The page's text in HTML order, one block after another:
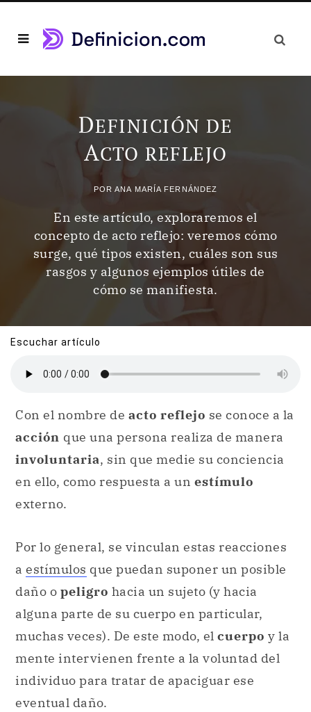
DEFINICIÓN DE
ACTO REFLEJO
PORANA MARÍA FERNÁNDEZ
En este artículo, exploraremos el
concepto de acto reflejo: veremos cómo
surge, qué tipos existen, cuáles son sus
rasgos y algunos ejemplos útiles de
cómo se manifiesta.
Escuchar artículo
Con el nombre de acto reflejo se conoce a la
acción que una persona realiza de manera
involuntaria, sin que medie su conciencia
en ello, como respuesta a un estímulo
externo.
Por lo general, se vinculan estas reacciones
a estímulos que puedan suponer un posible
daño o peligro hacia un sujeto (y hacia
alguna parte de su cuerpo en particular,
muchas veces). De este modo, el cuerpo y la
mente intervienen frente a la voluntad del
individuo para tratar de apaciguar ese
eventual daño.